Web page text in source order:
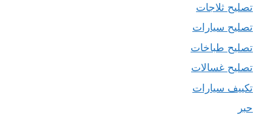
تصليح ثلاجات
تصليح سيارات
تصليح طباخات
تصليح غسالات
تكييف سيارات
حبر